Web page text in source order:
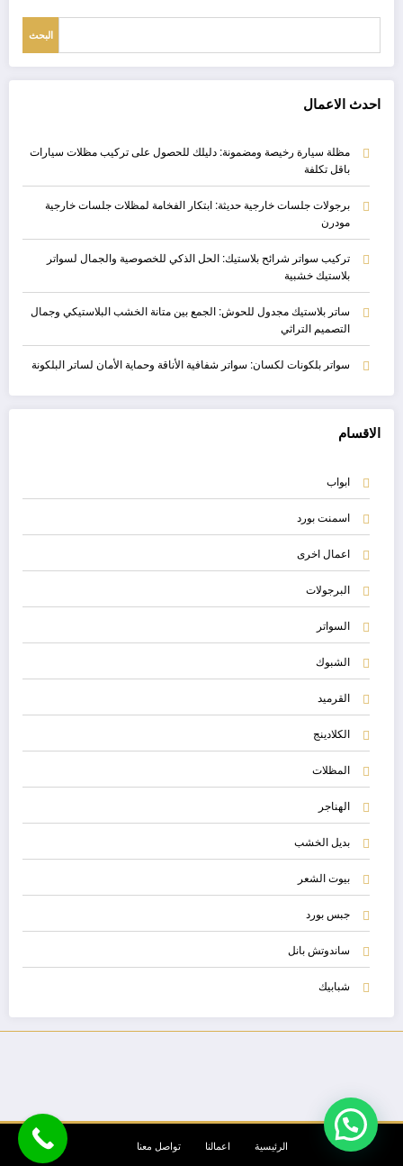
البحث
احدث الاعمال
مظلة سيارة رخيصة ومضمونة: دليلك للحصول على تركيب مظلات سيارات
باقل تكلفة
برجولات جلسات خارجية حديثة: ابتكار الفخامة لمظلات جلسات خارجية
مودرن
تركيب سواتر شرائح بلاستيك: الحل الذكي للخصوصية والجمال لسواتر
بلاستيك خشبية
ساتر بلاستيك مجدول للحوش: الجمع بين متانة الخشب البلاستيكي وجمال
التصميم التراثي
سواتر بلكونات لكسان: سواتر شفافية الأناقة وحماية الأمان لساتر البلكونة
الاقسام
ابواب
اسمنت بورد
اعمال اخرى
البرجولات
السواتر
الشبوك
القرميد
الكلادينج
المظلات
الهناجر
بديل الخشب
بيوت الشعر
جبس بورد
ساندوتش بانل
شبابيك
الرئيسية اعمالنا تواصل معنا